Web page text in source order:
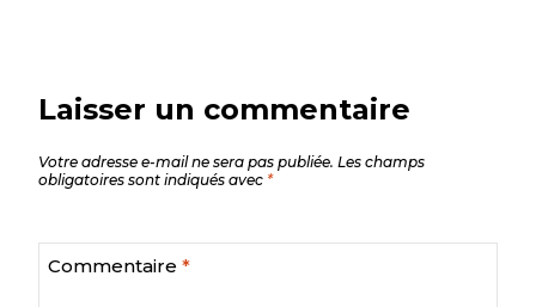
Laisser un commentaire
Votre adresse e-mail ne sera pas publiée. Les champs
obligatoires sont indiqués avec *
Commentaire *